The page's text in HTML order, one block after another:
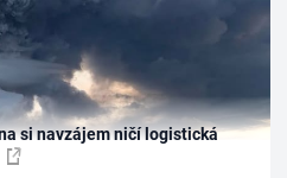
si navzájem ničí logistická